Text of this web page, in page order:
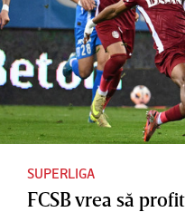
SUPERLIGA
FCSB vrea să